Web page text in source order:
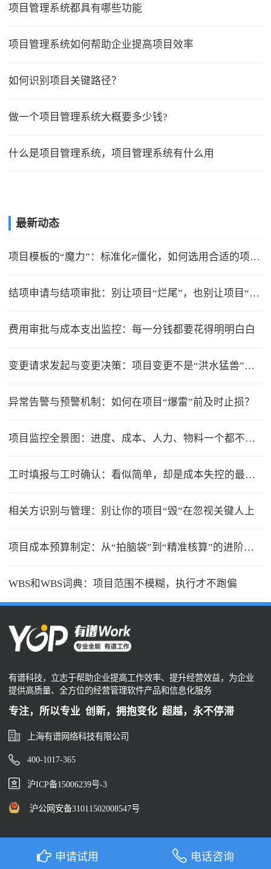
项目管理系统都具有哪些功能
项目管理系统如何帮助企业提高项目效率
如何识别项目关键路径？
做一个项目管理系统大概要多少钱?
什么是项目管理系统，项目管理系统有什么用
最新动态
项目模板的“魔力”：标准化≠僵化，如何选用合适的项目模版？
结项申请与结项审批：别让项目“烂尾”，也别让项目“无限延期”
费用审批与成本支出监控：每一分钱都要花得明明白白
变更请求发起与变更决策：项目变更不是“洪水猛兽”，但要管住流程
异常告警与预警机制：如何在项目“爆雷”前及时止损？
项目监控全景图：进度、成本、人力、物料一个都不能少
工时填报与工时确认：看似简单，却是成本失控的最大漏洞
相关方识别与管理：别让你的项目“毁”在忽视关键人上
项目成本预算制定：从“拍脑袋”到“精准核算”的进阶之路
WBS和WBS词典：项目范围不模糊，执行才不跑偏
有谱科技，立志于帮助企业提高工作效率、提升经营效益，为企业
提供高质量、全方位的经营管理软件产品和信息化服务
专注，所以专业 创新，拥抱变化 超越，永不停滞
上海有谱网络科技有限公司
400-1017-365
沪ICP备15006239号-3
沪公网安备31011502008547号
申请试用 电话咨询